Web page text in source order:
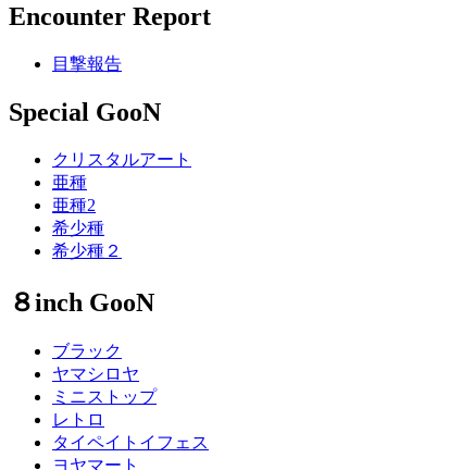
Encounter Report
目撃報告
Special GooN
クリスタルアート
亜種
亜種2
希少種
希少種２
８inch GooN
ブラック
ヤマシロヤ
ミニストップ
レトロ
タイペイトイフェス
ヨヤマート